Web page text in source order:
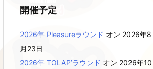
開催予定
2026年 Pleasureラウンド オン 2026年8
月23日
2026年 TOLAP’ラウンド オン 2026年10